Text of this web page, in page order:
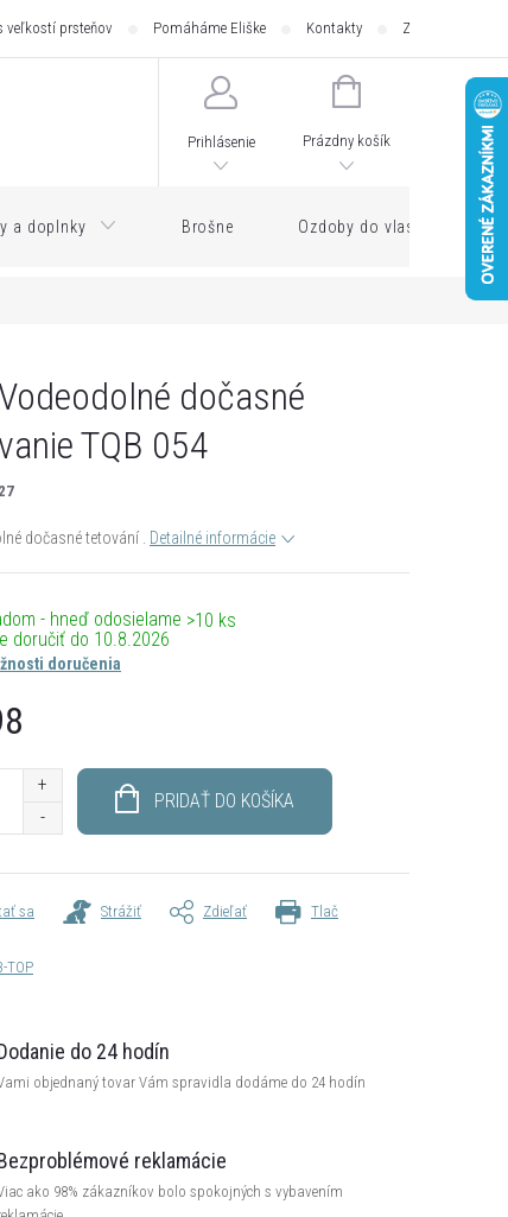
veľkostí prsteňov Pomáháme Eliške Kontakty Zásilkovna -
Prihlásenie
NÁKUPNÝ
Prázdny košík
a doplnky Brošne Ozdoby do vlasov
dočasné
TQB 054
dočasné tetování . Detailné informácie
- hneď odosielame >10 ks
10.8.2026
doručenia
PRIDAŤ DO KOŠÍKA
Tlač
sa Strážiť Zdieľať
TOP
do 24 hodín
objednaný tovar Vám spravidla dodáme do 24 hodín
reklamácie
ako 98% zákazníkov bolo spokojných s vybavením